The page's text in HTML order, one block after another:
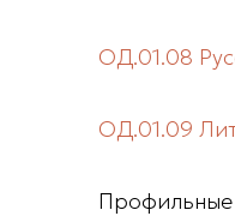
ОД.01.08
ОД.01.09